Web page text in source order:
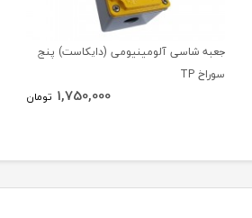
جعبه شاسی آلومینیومی (دایکاست) پنج
سوراخ TP
1,750,000 تومان